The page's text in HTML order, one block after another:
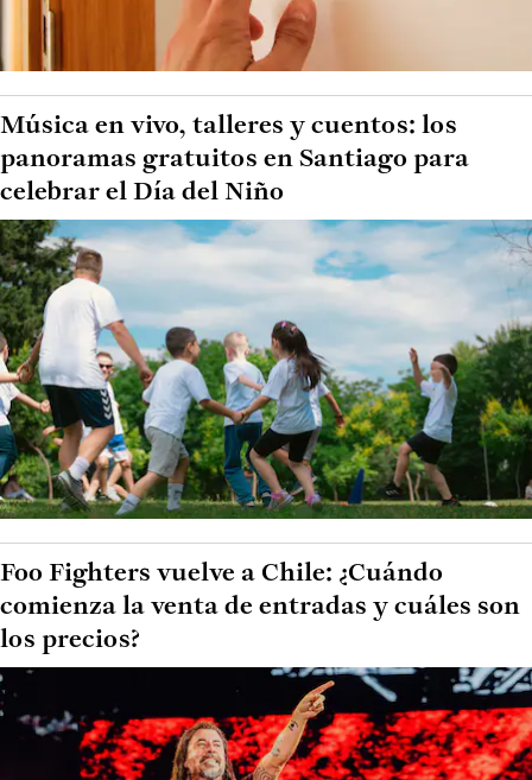
Música en vivo, talleres y cuentos: los
panoramas gratuitos en Santiago para
celebrar el Día del Niño
Foo Fighters vuelve a Chile: ¿Cuándo
comienza la venta de entradas y cuáles son
los precios?